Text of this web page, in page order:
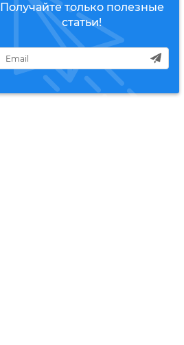
Получайте только полезные
статьи!